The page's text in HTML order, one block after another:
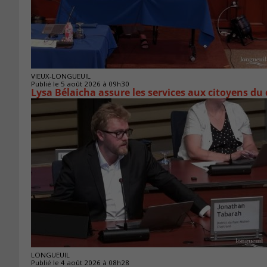
VIEUX-LONGUEUIL
Publié le 5 août 2026 à 09h30
Lysa Bélaicha assure les services aux citoyens
LONGUEUIL
Publié le 4 août 2026 à 08h28